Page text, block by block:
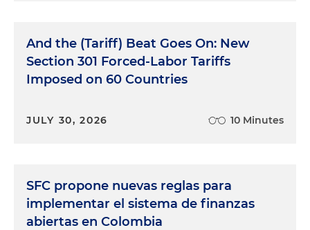
And the (Tariff) Beat Goes On: New
Section 301 Forced-Labor Tariffs
Imposed on 60 Countries
JULY 30, 2026 10 Minutes
SFC propone nuevas reglas para
implementar el sistema de finanzas
abiertas en Colombia